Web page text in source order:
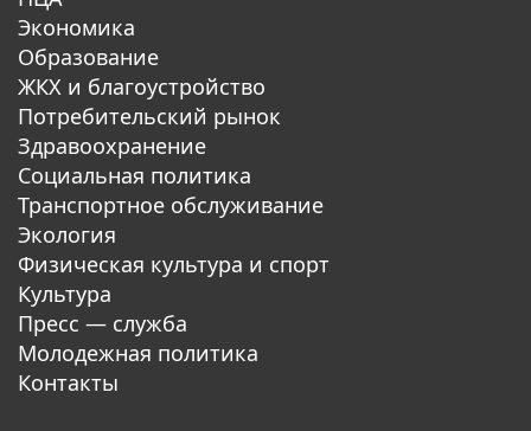
Экономика
Образование
ЖКХ и благоустройство
Потребительский рынок
Здравоохранение
Социальная политика
Транспортное обслуживание
Экология
Физическая культура и спорт
Культура
Пресс — служба
Молодежная политика
Контакты